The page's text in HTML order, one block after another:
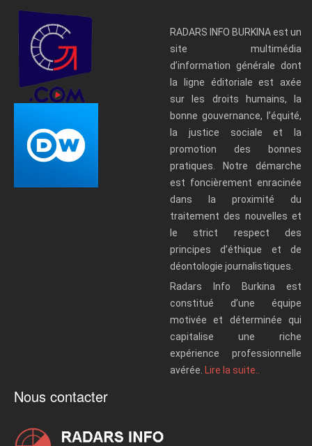
RADARS INFO BURKINA est un
site multimédia
d’information générale dont
la ligne éditoriale est axée
sur les droits humains, la
bonne gouvernance, l’équité,
la justice sociale et la
promotion des bonnes
pratiques. Notre démarche
est foncièrement enracinée
dans la proximité du
traitement des nouvelles et
le strict respect des
principes d’éthique et de
déontologie journalistiques.
Radars Info Burkina est
constitué d’une équipe
motivée et déterminée qui
capitalise une riche
expérience professionnelle
avérée.
Lire la suite..
Nous contacter